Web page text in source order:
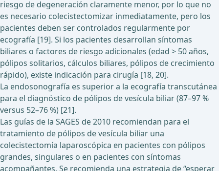
riesgo de degeneración claramente menor, por lo que no
es necesario colecistectomizar inmediatamente, pero los
pacientes deben ser controlados regularmente por
ecografía [19]. Si los pacientes desarrollan síntomas
biliares o factores de riesgo adicionales (edad > 50 años,
pólipos solitarios, cálculos biliares, pólipos de crecimiento
rápido), existe indicación para cirugía [18, 20].
La endosonografía es superior a la ecografía transcutánea
para el diagnóstico de pólipos de vesícula biliar (87–97 %
versus 52–76 %) [21].
Las guías de la SAGES de 2010 recomiendan para el
tratamiento de pólipos de vesícula biliar una
colecistectomía laparoscópica en pacientes con pólipos
grandes, singulares o en pacientes con síntomas
acompañantes. Se recomienda una estrategia de “esperar